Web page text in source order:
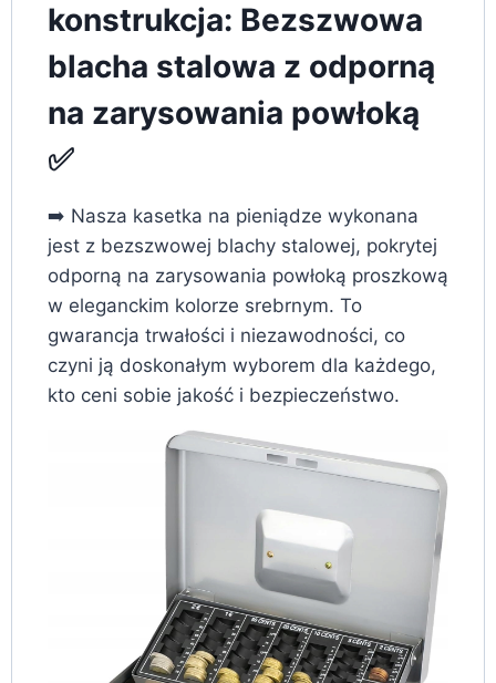
konstrukcja: Bezszwowa
blacha stalowa z odporną
na zarysowania powłoką
✅
➡️ Nasza kasetka na pieniądze wykonana
jest z bezszwowej blachy stalowej, pokrytej
odporną na zarysowania powłoką proszkową
w eleganckim kolorze srebrnym. To
gwarancja trwałości i niezawodności, co
czyni ją doskonałym wyborem dla każdego,
kto ceni sobie jakość i bezpieczeństwo.